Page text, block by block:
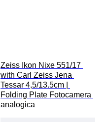
Zeiss Ikon Nixe 551/17
with Carl Zeiss Jena
Tessar 4,5/13.5cm |
Folding Plate Fotocamera
analogica